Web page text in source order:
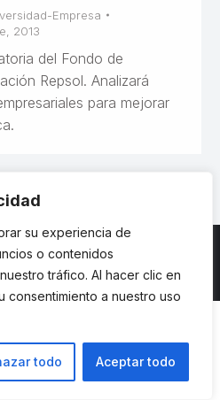
su experiencia de
o contenidos
tráfico. Al hacer clic en
consentimiento a nuestro uso
todo Aceptar todo
Empresa
2013
del Fondo de
Repsol. Analizará
para mejorar
una web debelieve